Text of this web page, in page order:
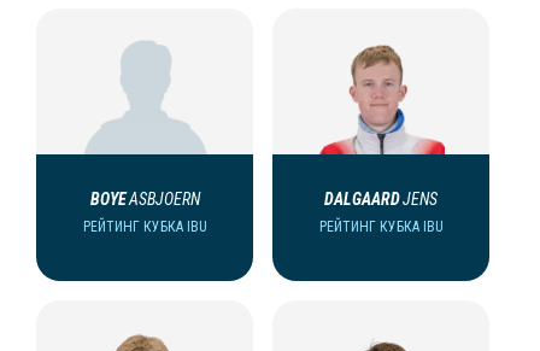
BOYEASBJOERN
РЕЙТИНГ КУБКА IBU
DALGAARDJENS
РЕЙТИНГ КУБКА IBU